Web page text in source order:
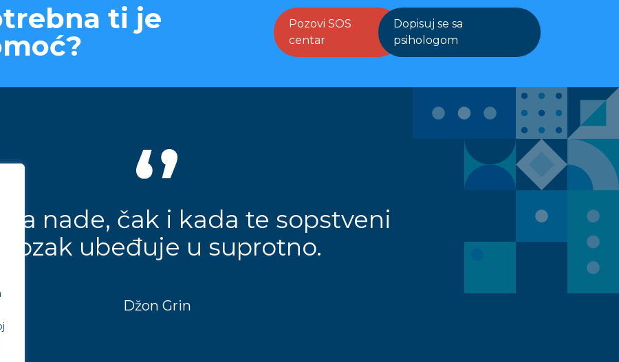
ti je
Pozovi SOS
centar
Dopisuj se sa
psihologom
nade, čak i kada te sopstveni
mozak ubeđuje u suprotno.
Džon Grin